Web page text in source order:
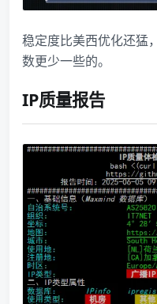
稳定度比美西优化还猛
数更少一些的。
IP质量报告